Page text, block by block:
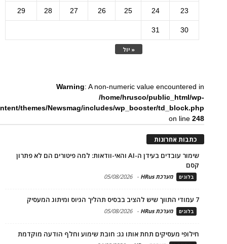
« יול
23
24
25
26
27
28
29
30
31
Warning: A non-numeric value encountered in
/home/hrusco/public_html/wp-
themes/Newsmag/includes/wp_booster/td_block.php
on line248
כתבות אחרונות
שימור עובדים בעידן ה-AI והאי-וודאות: למה פיטורים הם לא פתרון
קסם
בלוגים מערכת HRus -
05/08/2026
7 עמודי התווך שיש להציב בבסיס תהליך הגיוס ומיתוג המעסיק
בלוגים מערכת HRus -
05/08/2026
חילופי מעסיקים תחת אותו גג: חובת שימוע וחלף הודעה מוקדמת